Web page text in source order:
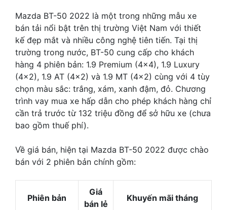
Mazda BT-50 2022 là một trong những mẫu xe
bán tải nổi bật trên thị trường Việt Nam với thiết
kế đẹp mắt và nhiều công nghệ tiên tiến. Tại thị
trường trong nước, BT-50 cung cấp cho khách
hàng 4 phiên bản: 1.9 Premium (4×4), 1.9 Luxury
(4×2), 1.9 AT (4×2) và 1.9 MT (4×2) cùng với 4 tùy
chọn màu sắc: trắng, xám, xanh đậm, đỏ. Chương
trình vay mua xe hấp dẫn cho phép khách hàng chỉ
cần trả trước từ 132 triệu đồng để sở hữu xe (chưa
bao gồm thuế phí).
Về giá bán, hiện tại Mazda BT-50 2022 được chào
bán với 2 phiên bản chính gồm:
Phiên bản
Giá
bán lẻ
Khuyến mãi tháng